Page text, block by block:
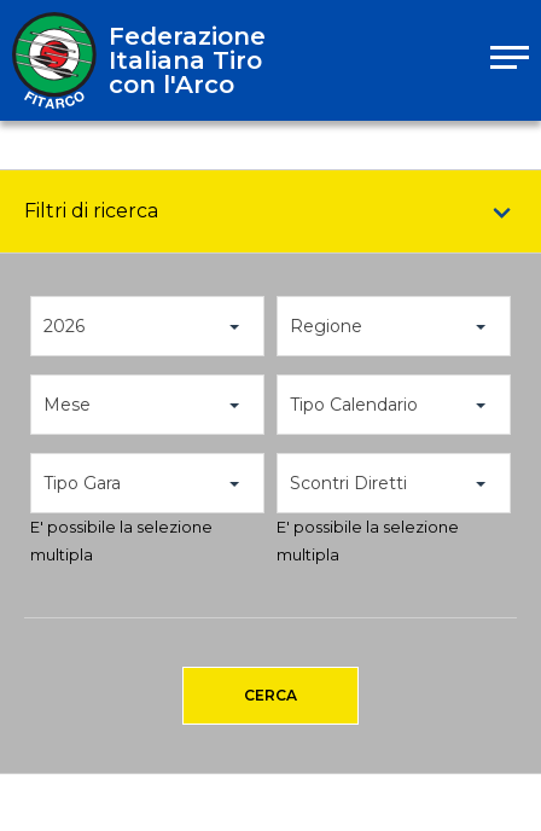
Federazione
Italiana Tiro
con l'Arco
Filtri di ricerca
2026 Regione
Mese Tipo Calendario
Tipo Gara
E' possibile la selezione
multipla
Scontri Diretti
E' possibile la selezione
multipla
CERCA